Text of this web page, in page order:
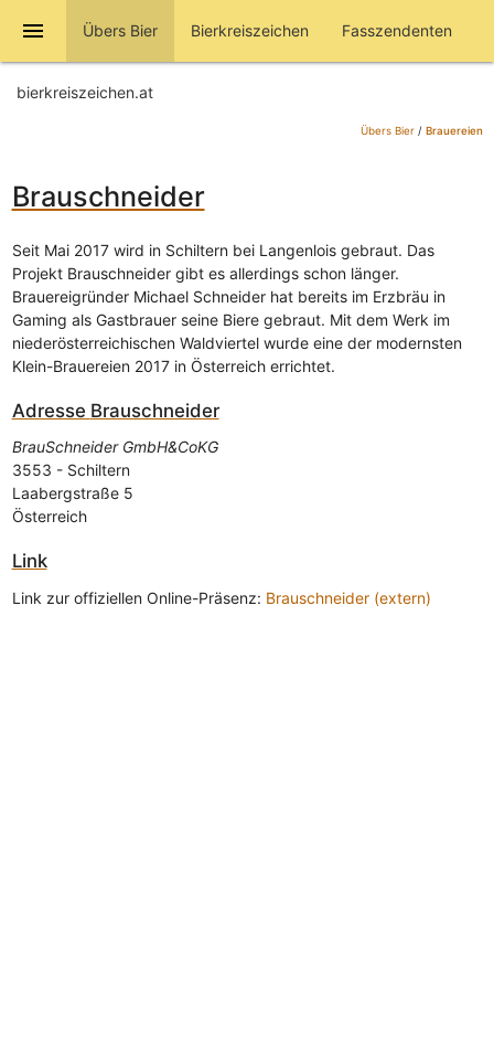
menu Übers Bier Bierkreiszeichen Fasszendenten
bierkreiszeichen.at
Übers Bier/ Brauereien
Brauschneider
Seit Mai 2017 wird in Schiltern bei Langenlois gebraut. Das
Projekt Brauschneider gibt es allerdings schon länger.
Brauereigründer Michael Schneider hat bereits im Erzbräu in
Gaming als Gastbrauer seine Biere gebraut. Mit dem Werk im
niederösterreichischen Waldviertel wurde eine der modernsten
Klein-Brauereien 2017 in Österreich errichtet.
Adresse Brauschneider
BrauSchneider GmbH&CoKG
3553 - Schiltern
Laabergstraße 5
Österreich
Link
Link zur offiziellen Online-Präsenz: Brauschneider (extern)